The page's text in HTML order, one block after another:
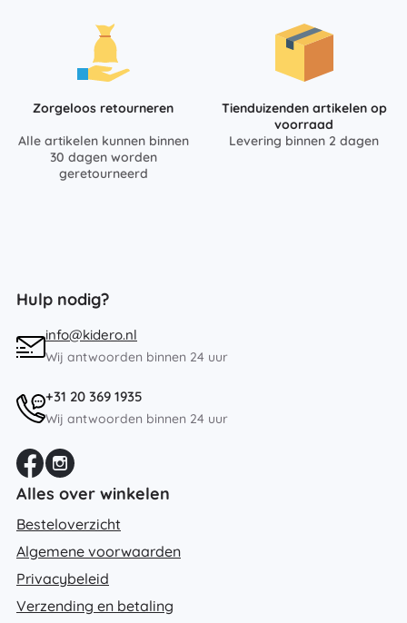
Zorgeloos retourneren
Alle artikelen kunnen binnen
30 dagen worden
geretourneerd
Tienduizenden artikelen op
voorraad
Levering binnen 2 dagen
Hulp nodig?
info@kidero.nl
Wij antwoorden binnen 24 uur
+31 20 369 1935
Wij antwoorden binnen 24 uur
Alles over winkelen
Besteloverzicht
Algemene voorwaarden
Privacybeleid
Verzending en betaling